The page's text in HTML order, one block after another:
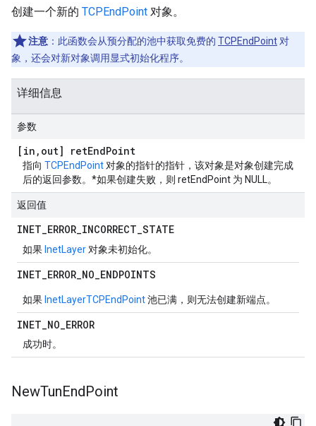
创建一个新的 TCPEndPoint 对象。
注意 ：此函数会从预分配的池中获取免费的 TCPEndPoint 对
象，还会对新对象调用显式初始化程序。
详细信息
参数
[in , out] retEndPoint
指向 TCPEndPoint 对象的指针的指针，该对象是对象创建完成
后的返回参数。*如果创建失败，则 retEndPoint 为 NULL。
返回值
INET_ERROR_INCORRECT_STATE
如果 InetLayer 对象未初始化。
INET_ERROR_NO_ENDPOINTS
如果 InetLayerTCPEndPoint池已满，则无法创建新端点。
INET_NO_ERROR
成功时。
NewTunEndPoint